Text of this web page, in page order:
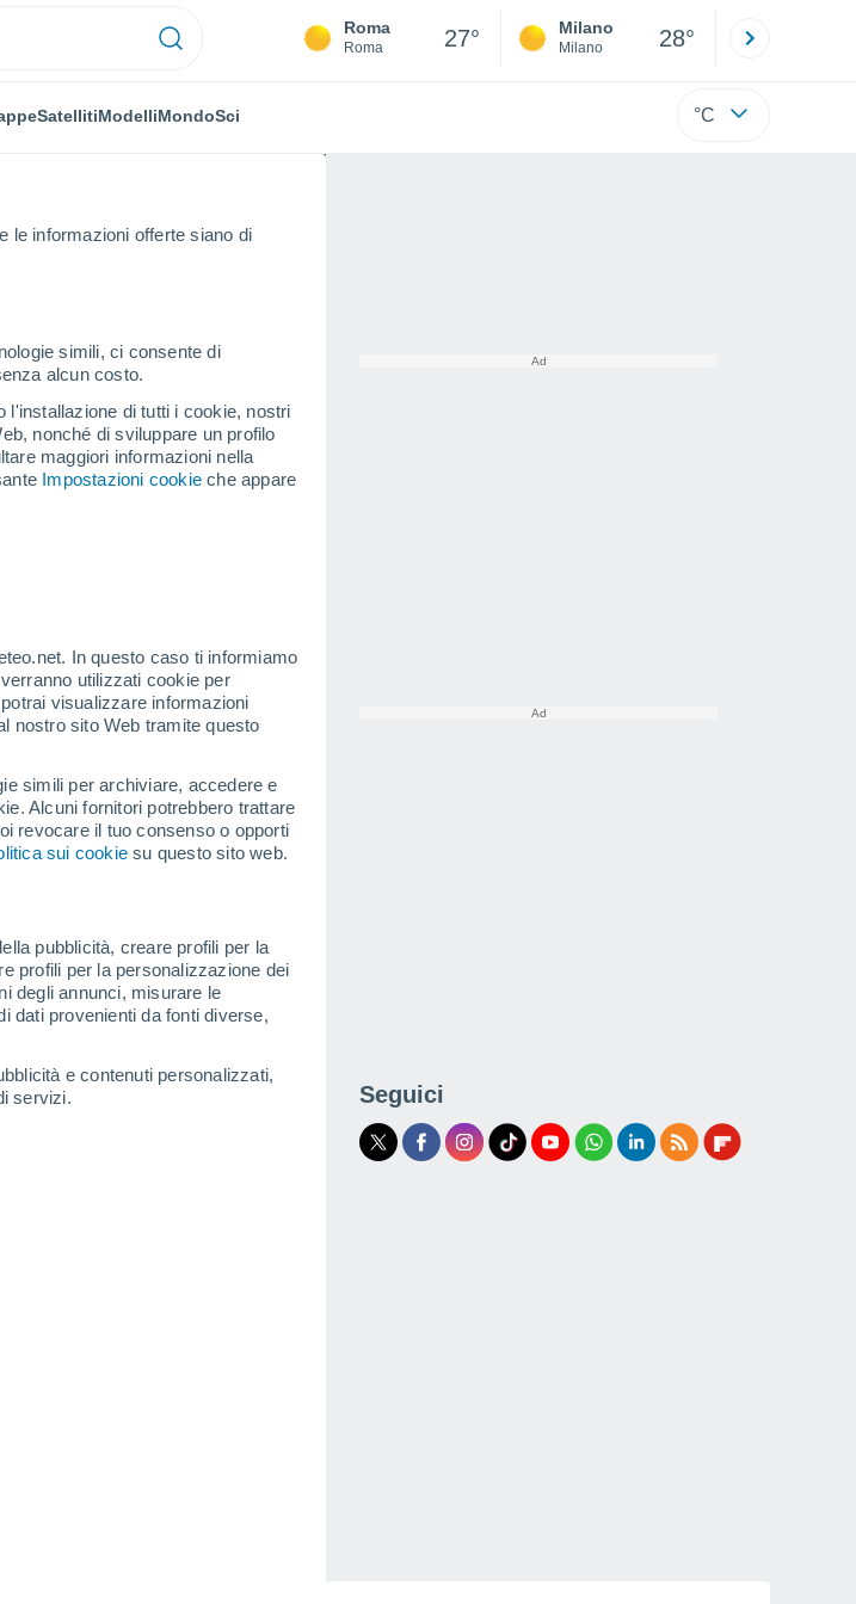
le informazioni offerte siano di
simili, ci consente di
alcun costo.
l'installazione di tutti i cookie, nostri
nonché di sviluppare un profilo
maggiori informazioni nella
Impostazioni cookie che appare
In questo caso ti informiamo
utilizzati cookie per
visualizzare informazioni
nostro sito Web tramite questo
simili per archiviare, accedere e
Alcuni fornitori potrebbero trattare
revocare il tuo consenso o opporti
sui cookie su questo sito web.
pubblicità, creare profili per la
profili per la personalizzazione dei
degli annunci, misurare le
dati provenienti da fonti diverse,
e contenuti personalizzati,
servizi.
Roma
Roma 27° Milano
Milano 28°
SatellitiModelliMondoSci °C
24°
16°
Goris
28°
32°
21°
25°
13°
Seguici